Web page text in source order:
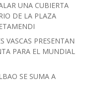
UNA CUBIERTA
DE LA PLAZA
VASCAS PRESENTAN
PARA EL MUNDIAL
SE SUMA A